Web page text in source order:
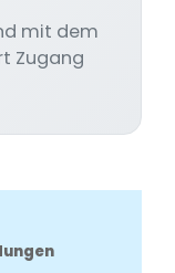
mit dem
Zugang